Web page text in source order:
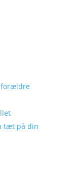
forældre
tæt på din